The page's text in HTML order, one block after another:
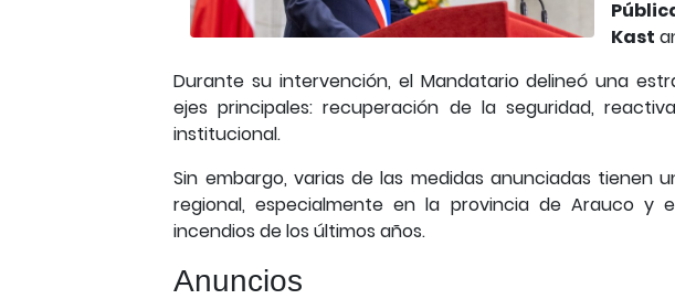
Kast
Durante su intervención, el Mandatario delineó una
ejes principales: recuperación de la seguridad,
institucional.
Sin embargo, varias de las medidas anunciadas tienen
regional, especialmente en la provincia de Arauco y
incendios de los últimos años.
Anuncios